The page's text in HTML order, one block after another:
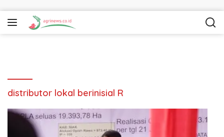
distributor lokal berinisial R